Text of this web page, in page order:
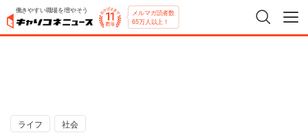
働きやすい職場を増やそう メルマガ読者数
65万人以上！
ライフ 社会